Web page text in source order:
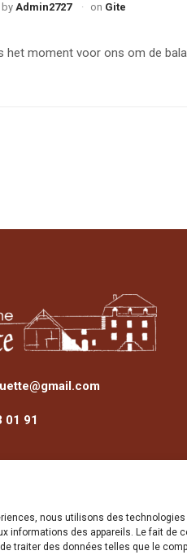
nous utilisons des
informations des appareils. Le fait de
traiter des données telles que le
byAdmin2727 on Gite
het moment voor ons om de
01 91